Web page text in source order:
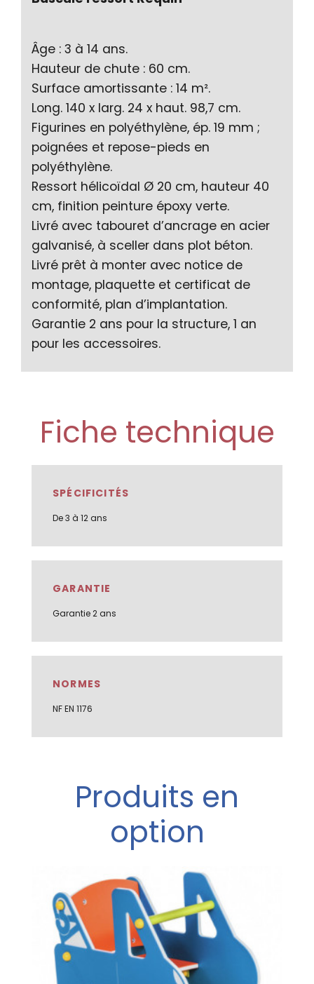
Âge : 3 à 14 ans.
Hauteur de chute : 60 cm.
Surface amortissante : 14 m².
Long. 140 x larg. 24 x haut. 98,7 cm.
Figurines en polyéthylène, ép. 19 mm ;
poignées et repose-pieds en
polyéthylène.
Ressort hélicoïdal Ø 20 cm, hauteur 40
cm, finition peinture époxy verte.
Livré avec tabouret d’ancrage en acier
galvanisé, à sceller dans plot béton.
Livré prêt à monter avec notice de
montage, plaquette et certificat de
conformité, plan d’implantation.
Garantie 2 ans pour la structure, 1 an
pour les accessoires.
Fiche technique
SPÉCIFICITÉS
De 3 à 12 ans
GARANTIE
Garantie 2 ans
NORMES
NF EN 1176
Produits en
option